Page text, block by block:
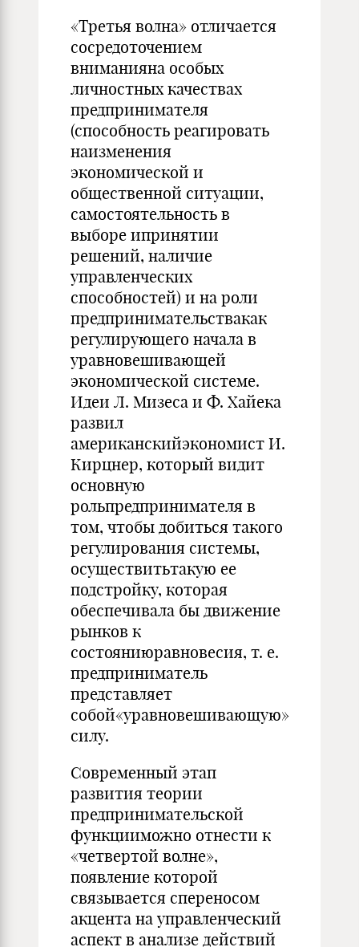
«Третья волна» отличается
сосредоточением
вниманияна особых
личностных качествах
предпринимателя
(способность реагировать
наизменения
экономической и
общественной ситуации,
самостоятельность в
выборе ипринятии
решений, наличие
управленческих
способностей) и на роли
предпринимательствакак
регулирующего начала в
уравновешивающей
экономической системе.
Идеи Л. Мизеса и Ф. Хайека
развил
американскийэкономист И.
Кирцнер, который видит
основную
рольпредпринимателя в
том, чтобы добиться такого
регулирования системы,
осуществитьтакую ее
подстройку, которая
обеспечивала бы движение
рынков к
состояниюравновесия, т. е.
предприниматель
представляет
собой«уравновешивающую»
силу.
Современный этап
развития теории
предпринимательской
функцииможно отнести к
«четвертой волне»,
появление которой
связывается спереносом
акцента на управленческий
аспект в анализе действий